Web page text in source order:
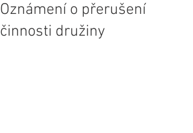
Oznámení o přerušení
činnosti družiny